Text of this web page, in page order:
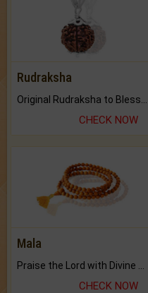
Rudraksha
Original Rudraksha to Bless Your Way.
CHECK NOW
Mala
CHECK NOW